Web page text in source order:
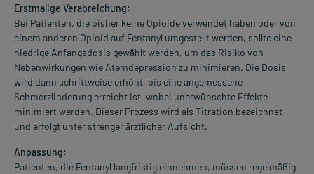
Erstmalige Verabreichung:
Bei Patienten, die bisher keine Opioide verwendet haben oder von
einem anderen Opioid auf Fentanyl umgestellt werden, sollte eine
niedrige Anfangsdosis gewählt werden, um das Risiko von
Nebenwirkungen wie Atemdepression zu minimieren. Die Dosis
wird dann schrittweise erhöht, bis eine angemessene
Schmerzlinderung erreicht ist, wobei unerwünschte Effekte
minimiert werden. Dieser Prozess wird als Titration bezeichnet
und erfolgt unter strenger ärztlicher Aufsicht.
Anpassung:
Patienten, die Fentanyl langfristig einnehmen, müssen regelmäßig